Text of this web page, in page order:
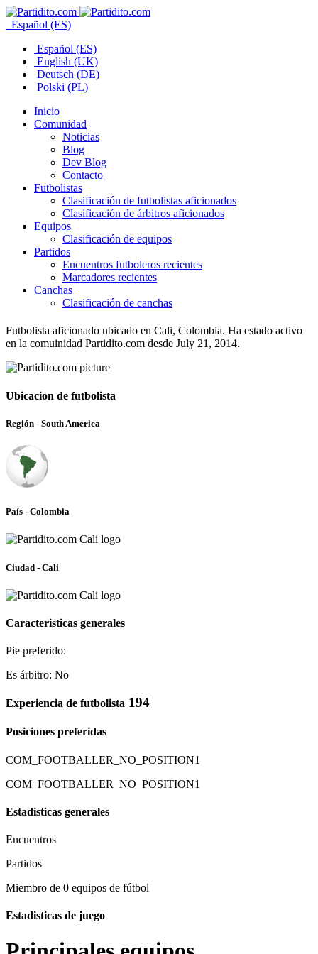
Español (ES)
Español (ES)
English (UK)
Deutsch (DE)
Polski (PL)
Inicio
Comunidad
Noticias
Blog
Dev Blog
Contacto
Futbolistas
Clasificación de futbolistas aficionados
Clasificación de árbitros aficionados
Equipos
Clasificación de equipos
Partidos
Encuentros futboleros recientes
Marcadores recientes
Canchas
Clasificación de canchas
Futbolista aficionado ubicado en Cali, Colombia. Ha estado activo
en la comuinidad Partidito.com desde July 21, 2014.
Ubicacion de futbolista
Región - South America
País - Colombia
Ciudad - Cali
Caracteristicas generales
Pie preferido:
Es árbitro: No
Experiencia de futbolista 194
Posiciones preferidas
COM_FOOTBALLER_NO_POSITION1
COM_FOOTBALLER_NO_POSITION1
Estadisticas generales
Encuentros
Partidos
Miembro de 0 equipos de fútbol
Estadisticas de juego